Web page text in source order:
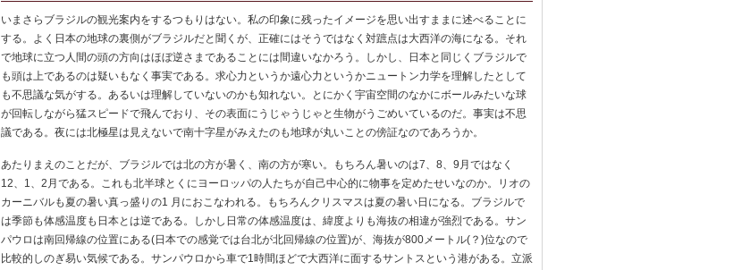
いまさらブラジルの観光案内をするつもりはない。私の印象に残ったイメージを思い出すままに述べることに
する。よく日本の地球の裏側がブラジルだと聞くが、正確にはそうではなく対蹠点は大西洋の海になる。それ
で地球に立つ人間の頭の方向はほぼ逆さまであることには間違いなかろう。しかし、日本と同じくブラジルで
も頭は上であるのは疑いもなく事実である。求心力というか遠心力というかニュートン力学を理解したとして
も不思議な気がする。あるいは理解していないのかも知れない。とにかく宇宙空間のなかにボールみたいな球
が回転しながら猛スピードで飛んでおり、その表面にうじゃうじゃと生物がうごめいているのだ。事実は不思
議である。夜には北極星は見えないで南十字星がみえたのも地球が丸いことの傍証なのであろうか。
あたりまえのことだが、ブラジルでは北の方が暑く、南の方が寒い。もちろん暑いのは7、8、9月ではなく
12、1、2月である。これも北半球とくにヨーロッパの人たちが自己中心的に物事を定めたせいなのか。リオの
カーニバルも夏の暑い真っ盛りの1 月におこなわれる。もちろんクリスマスは夏の暑い日になる。ブラジルで
は季節も体感温度も日本とは逆である。しかし日常の体感温度は、緯度よりも海抜の相違が強烈である。サン
パウロは南回帰線の位置にある(日本での感覚では台北が北回帰線の位置)が、海抜が800メートル(？)位なので
比較的しのぎ易い気候である。サンパウロから車で1時間ほどで大西洋に面するサントスという港がある。立派